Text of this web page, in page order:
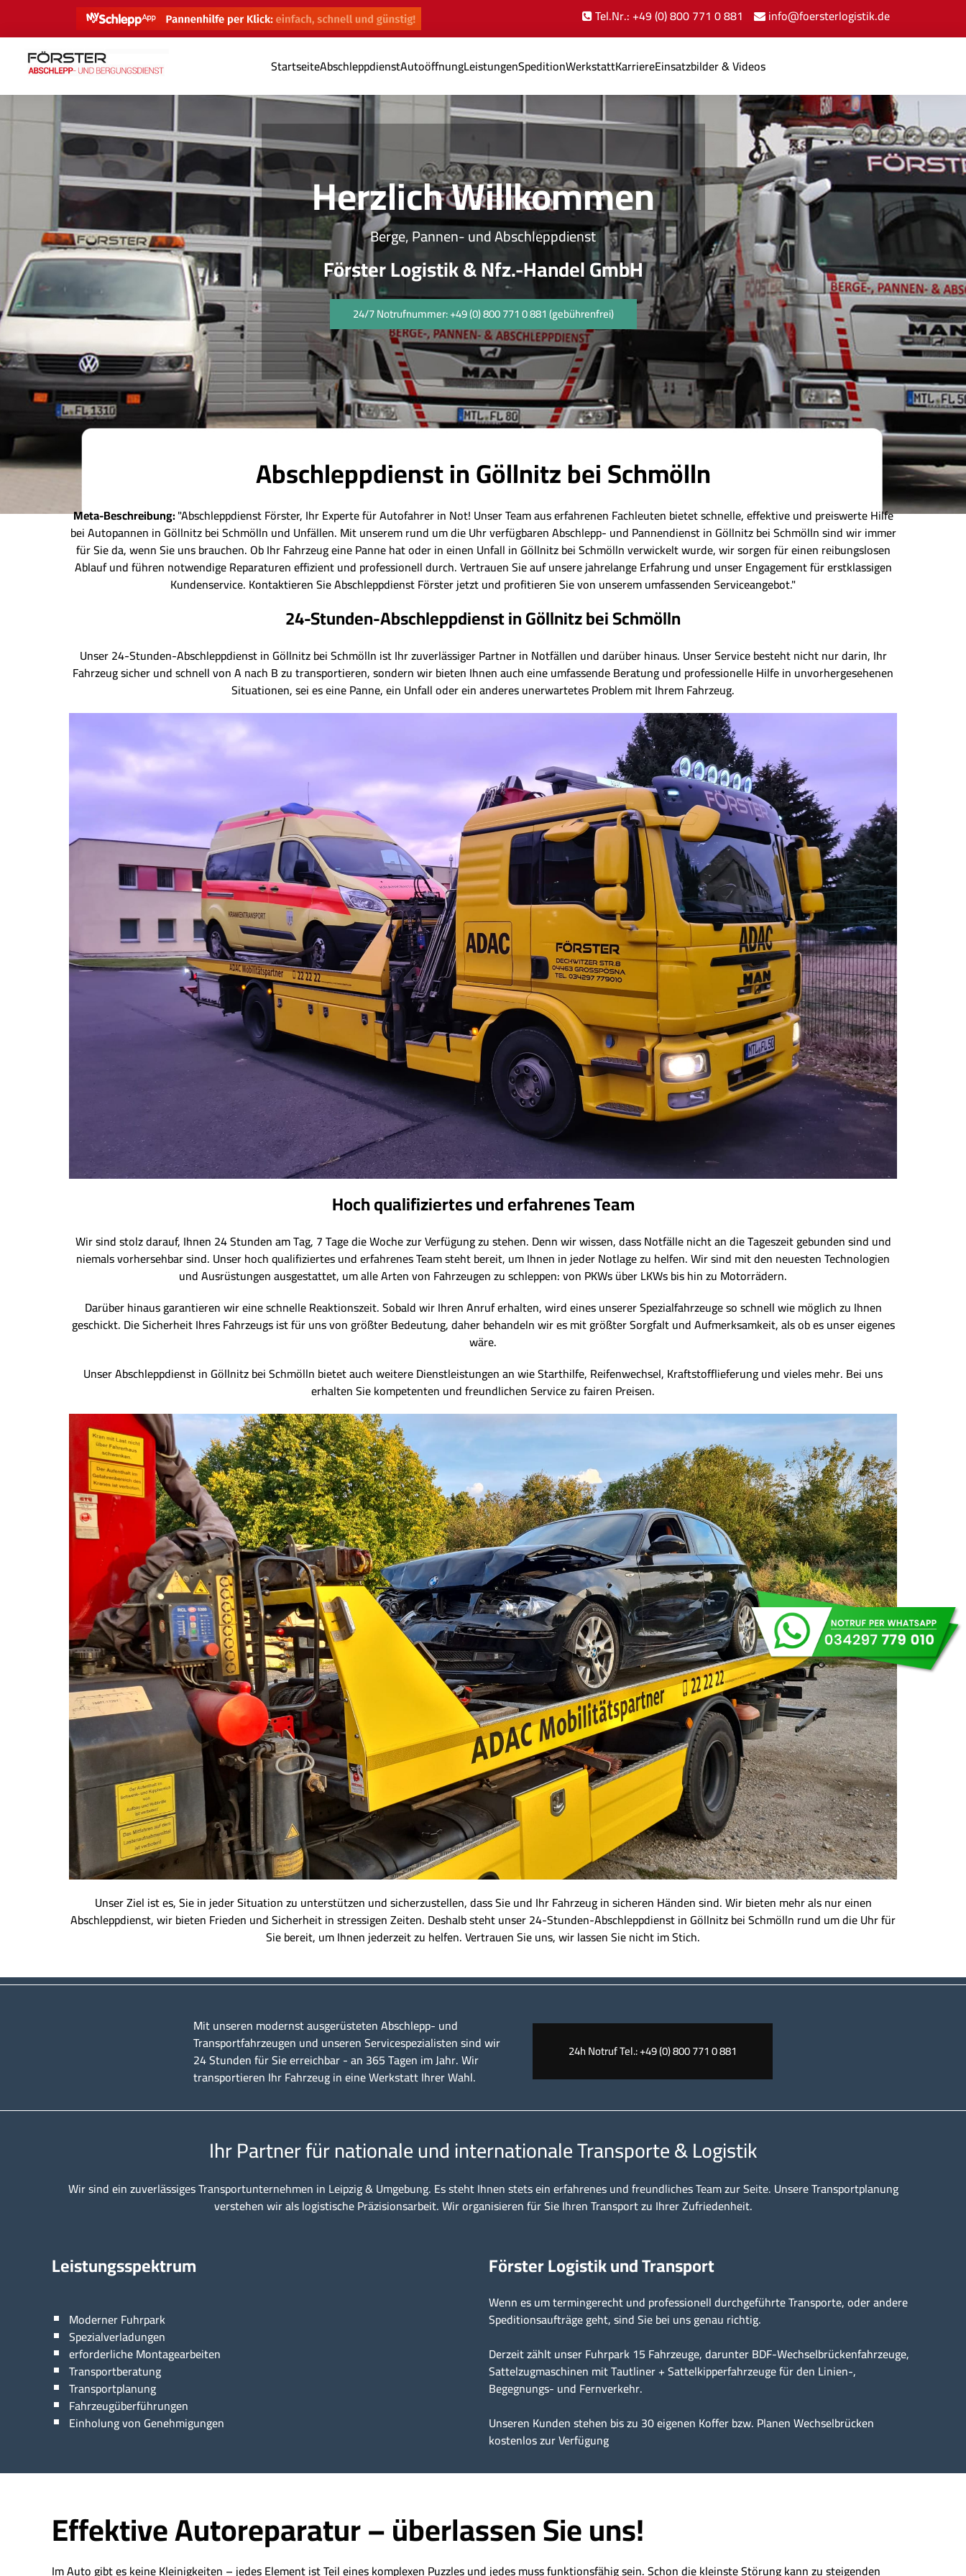
Tel.Nr.: +49 (0) 800 771 0 881 info@foersterlogistik.de
StartseiteAbschleppdienstAutoöffnungLeistungenSpeditionWerkstattKarriereEinsatzbilder & Videos
Herzlich Willkommen
Berge, Pannen- und Abschleppdienst
Förster Logistik & Nfz.-Handel GmbH
24/7 Notrufnummer: +49 (0) 800 771 0 881 (gebührenfrei)
Abschleppdienst in Göllnitz bei Schmölln
Meta-Beschreibung:"Abschleppdienst Förster, Ihr Experte für Autofahrer in Not! Unser Team aus erfahrenen Fachleuten bietet schnelle, effektive und preiswerte Hilfe
bei Autopannen in Göllnitz bei Schmölln und Unfällen. Mit unserem rund um die Uhr verfügbaren Abschlepp- und Pannendienst in Göllnitz bei Schmölln sind wir immer
für Sie da, wenn Sie uns brauchen. Ob Ihr Fahrzeug eine Panne hat oder in einen Unfall in Göllnitz bei Schmölln verwickelt wurde, wir sorgen für einen reibungslosen
Ablauf und führen notwendige Reparaturen effizient und professionell durch. Vertrauen Sie auf unsere jahrelange Erfahrung und unser Engagement für erstklassigen
Kundenservice. Kontaktieren Sie Abschleppdienst Förster jetzt und profitieren Sie von unserem umfassenden Serviceangebot."
24-Stunden-Abschleppdienst in Göllnitz bei Schmölln
Unser 24-Stunden-Abschleppdienst in Göllnitz bei Schmölln ist Ihr zuverlässiger Partner in Notfällen und darüber hinaus. Unser Service besteht nicht nur darin, Ihr
Fahrzeug sicher und schnell von A nach B zu transportieren, sondern wir bieten Ihnen auch eine umfassende Beratung und professionelle Hilfe in unvorhergesehenen
Situationen, sei es eine Panne, ein Unfall oder ein anderes unerwartetes Problem mit Ihrem Fahrzeug.
Hoch qualifiziertes und erfahrenes Team
Wir sind stolz darauf, Ihnen 24 Stunden am Tag, 7 Tage die Woche zur Verfügung zu stehen. Denn wir wissen, dass Notfälle nicht an die Tageszeit gebunden sind und
niemals vorhersehbar sind. Unser hoch qualifiziertes und erfahrenes Team steht bereit, um Ihnen in jeder Notlage zu helfen. Wir sind mit den neuesten Technologien
und Ausrüstungen ausgestattet, um alle Arten von Fahrzeugen zu schleppen: von PKWs über LKWs bis hin zu Motorrädern.
Darüber hinaus garantieren wir eine schnelle Reaktionszeit. Sobald wir Ihren Anruf erhalten, wird eines unserer Spezialfahrzeuge so schnell wie möglich zu Ihnen
geschickt. Die Sicherheit Ihres Fahrzeugs ist für uns von größter Bedeutung, daher behandeln wir es mit größter Sorgfalt und Aufmerksamkeit, als ob es unser eigenes
wäre.
Unser Abschleppdienst in Göllnitz bei Schmölln bietet auch weitere Dienstleistungen an wie Starthilfe, Reifenwechsel, Kraftstofflieferung und vieles mehr. Bei uns
erhalten Sie kompetenten und freundlichen Service zu fairen Preisen.
Unser Ziel ist es, Sie in jeder Situation zu unterstützen und sicherzustellen, dass Sie und Ihr Fahrzeug in sicheren Händen sind. Wir bieten mehr als nur einen
Abschleppdienst, wir bieten Frieden und Sicherheit in stressigen Zeiten. Deshalb steht unser 24-Stunden-Abschleppdienst in Göllnitz bei Schmölln rund um die Uhr für
Sie bereit, um Ihnen jederzeit zu helfen. Vertrauen Sie uns, wir lassen Sie nicht im Stich.
Mit unseren modernst ausgerüsteten Abschlepp- und
Transportfahrzeugen und unseren Servicespezialisten sind wir
24 Stunden für Sie erreichbar - an 365 Tagen im Jahr. Wir
transportieren Ihr Fahrzeug in eine Werkstatt Ihrer Wahl.
24h Notruf Tel.: +49 (0) 800 771 0 881
Ihr Partner für nationale und internationale Transporte & Logistik
Wir sind ein zuverlässiges Transportunternehmen in Leipzig & Umgebung. Es steht Ihnen stets ein erfahrenes und freundliches Team zur Seite. Unsere Transportplanung
verstehen wir als logistische Präzisionsarbeit. Wir organisieren für Sie Ihren Transport zu Ihrer Zufriedenheit.
Leistungsspektrum
Moderner Fuhrpark
Spezialverladungen
erforderliche Montagearbeiten
Transportberatung
Transportplanung
Fahrzeugüberführungen
Einholung von Genehmigungen
Förster Logistik und Transport
Wenn es um termingerecht und professionell durchgeführte Transporte, oder andere
Speditionsaufträge geht, sind Sie bei uns genau richtig.
Derzeit zählt unser Fuhrpark 15 Fahrzeuge, darunter BDF-Wechselbrückenfahrzeuge,
Sattelzugmaschinen mit Tautliner + Sattelkipperfahrzeuge für den Linien-,
Begegnungs- und Fernverkehr.
Unseren Kunden stehen bis zu 30 eigenen Koffer bzw. Planen Wechselbrücken
kostenlos zur Verfügung
Effektive Autoreparatur – überlassen Sie uns!
Im Auto gibt es keine Kleinigkeiten – jedes Element ist Teil eines komplexen Puzzles und jedes muss funktionsfähig sein. Schon die kleinste Störung kann zu steigenden